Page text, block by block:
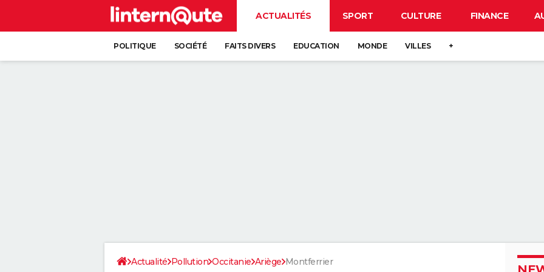
ACTUALITÉS SPORT CULTURE FINANCE
POLITIQUE SOCIÉTÉ FAITS DIVERS EDUCATION MONDE VILLES +
Actualité Pollution Occitanie Ariège Montferrier